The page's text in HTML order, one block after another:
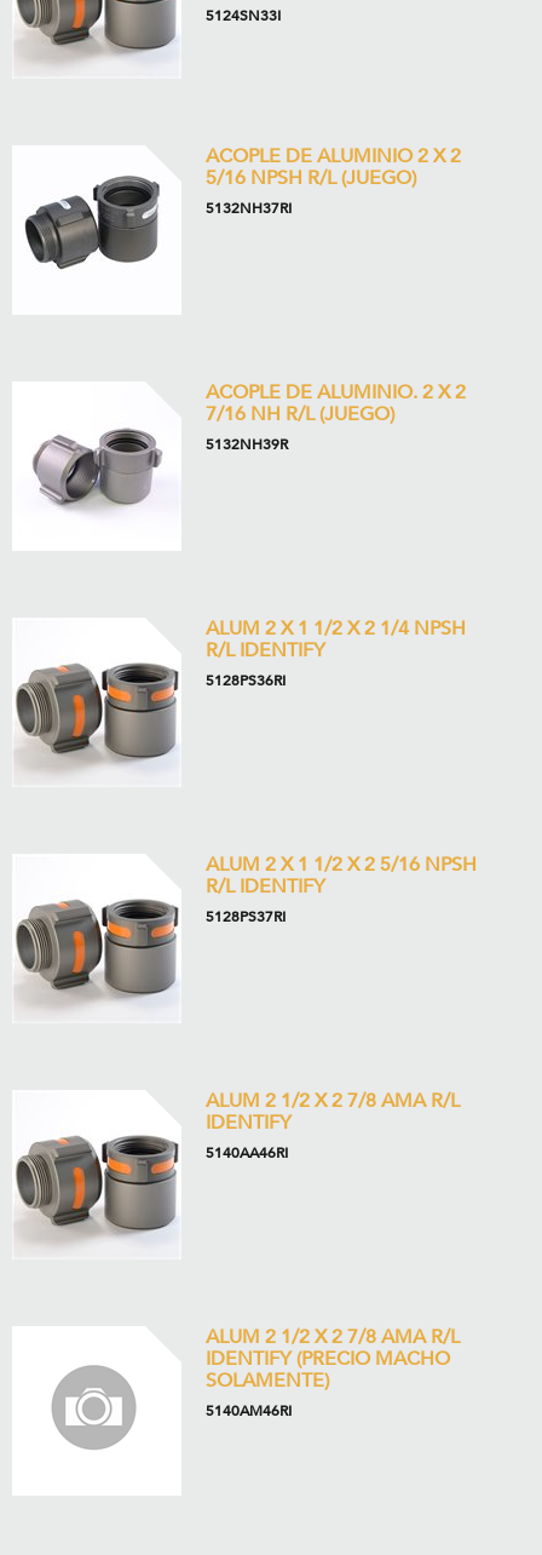
5124SN33I
ACOPLE DE ALUMINIO 2 X 2
5/16 NPSH R/L (JUEGO)
5132NH37RI
ACOPLE DE ALUMINIO. 2 X 2
7/16 NH R/L (JUEGO)
5132NH39R
ALUM 2 X 1 1/2 X 2 1/4 NPSH
R/L IDENTIFY
5128PS36RI
ALUM 2 X 1 1/2 X 2 5/16 NPSH
R/L IDENTIFY
5128PS37RI
ALUM 2 1/2 X 2 7/8 AMA R/L
IDENTIFY
5140AA46RI
ALUM 2 1/2 X 2 7/8 AMA R/L
IDENTIFY (PRECIO MACHO
SOLAMENTE)
5140AM46RI